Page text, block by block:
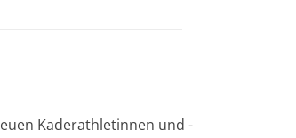
Kaderathletinnen und -